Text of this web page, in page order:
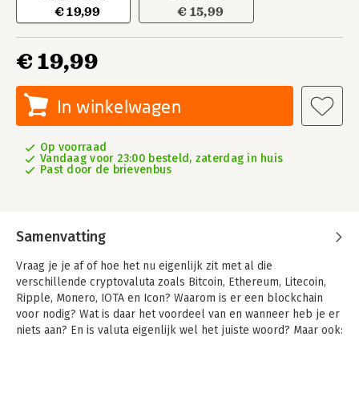
€ 19,99 € 15,99
€ 19,99
In winkelwagen
Op voorraad
Vandaag voor 23:00 besteld, zaterdag in huis
Past door de brievenbus
Samenvatting
Vraag je je af of hoe het nu eigenlijk zit met al die
verschillende cryptovaluta zoals Bitcoin, Ethereum, Litecoin,
Ripple, Monero, IOTA en Icon? Waarom is er een blockchain
voor nodig? Wat is daar het voordeel van en wanneer heb je er
niets aan? En is valuta eigenlijk wel het juiste woord? Maar ook: